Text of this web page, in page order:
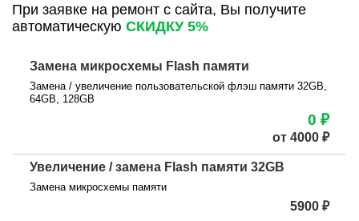
При заявке на ремонт с сайта, Вы получите
автоматическую СКИДКУ 5%
Замена микросхемы Flash памяти
Замена / увеличение пользовательской флэш памяти 32GB,
64GB, 128GB
0 ₽
от 4000 ₽
Увеличение / замена Flash памяти 32GB
Замена микросхемы памяти
5900 ₽